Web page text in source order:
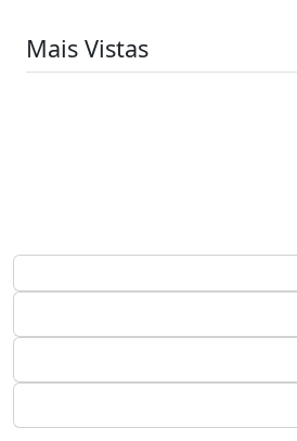
Mais Vistas